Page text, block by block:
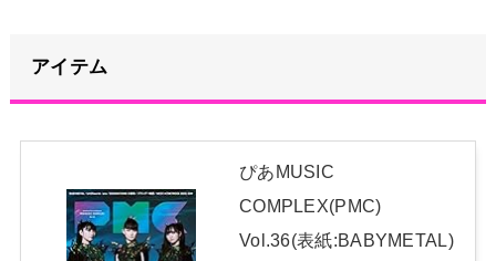
北原ももがでかい
上國料萌衣ちゃん、留学中にマックのバイトに応募するも書類
選考で落とされてしまう NEW!
新体操で国体1位！ ついに現れた”リアル浅倉南ちゃん” 初
めての水着グラビアを独占スクープ！
日本独自企画・限定生産盤「METAL FORTH (DELUXE
アイテム
ぴあMUSIC
COMPLEX(PMC)
Vol.36(表紙:BABYMETAL)